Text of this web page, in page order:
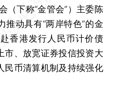
（下称“金管会”）主委陈
推动具有“两岸特色”的金
香港发行人民币计价债
市、放宽证券投信投资大
民币清算机制及持续强化